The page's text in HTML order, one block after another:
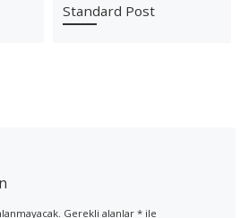
Standard Post
Gerekli alanlar* ile